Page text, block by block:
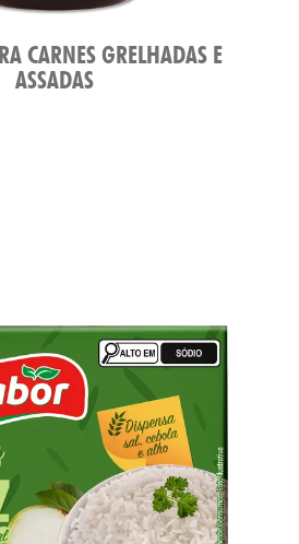
CARNES GRELHADAS E
ASSADAS